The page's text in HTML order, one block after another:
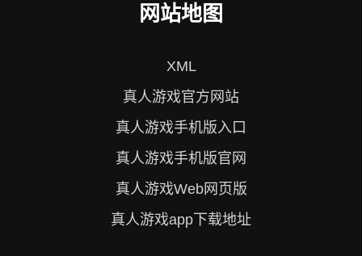
网站地图
XML
真人游戏官方网站
真人游戏手机版入口
真人游戏手机版官网
真人游戏Web网页版
真人游戏app下载地址